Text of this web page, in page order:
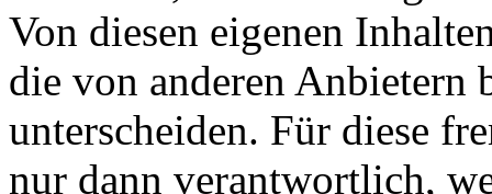
Von diesen eigenen
die von anderen Anbietern
unterscheiden. Für diese
nur dann verantwortlich,